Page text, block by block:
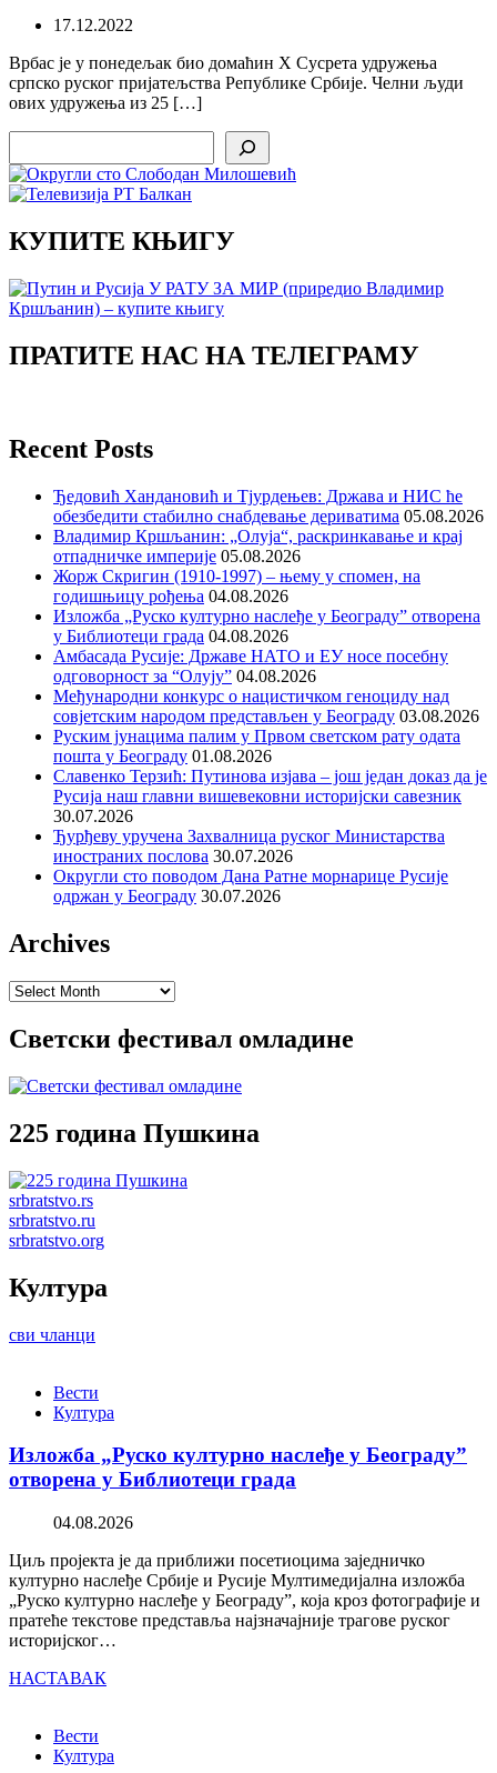
17.12.2022
Врбас је у понедељак био домаћин X Сусрета удружења
српско руског пријатељства Републике Србије. Челни људи
ових удружења из 25 […]
КУПИТЕ КЊИГУ
ПРАТИТЕ НАС НА ТЕЛЕГРАМУ
Recent Posts
Ђедовић Хандановић и Тјурдењев: Држава и НИС ће
обезбедити стабилно снабдевање дериватима 05.08.2026
Владимир Кршљанин: „Олуја“, раскринкавање и крај
отпадничке империје 05.08.2026
Жорж Скригин (1910-1997) – њему у спомен, на
годишњицу рођења 04.08.2026
Изложба „Руско културно наслеђе у Београду” отворена
у Библиотеци града 04.08.2026
Амбасада Русије: Државе НАТО и ЕУ носе посебну
одговорност за “Олују” 04.08.2026
Међународни конкурс о нацистичком геноциду над
совјетским народом представљен у Београду 03.08.2026
Руским јунацима палим у Првом светском рату одата
пошта у Београду 01.08.2026
Славенко Терзић: Путинова изјава – још један доказ да је
Русија наш главни вишевековни историјски савезник
30.07.2026
Ђурђеву уручена Захвалница руског Министарства
иностраних послова 30.07.2026
Округли сто поводом Дана Ратне морнарице Русије
одржан у Београду 30.07.2026
Archives
Archives
Светски фестивал омладине
225 година Пушкина
srbratstvo.rs
srbratstvo.ru
srbratstvo.org
Култура
сви чланци
Вести
Култура
Изложба „Руско културно наслеђе у Београду”
отворена у Библиотеци града
04.08.2026
Циљ пројекта је да приближи посетиоцима заједничко
културно наслеђе Србије и Русије Мултимедијална изложба
„Руско културно наслеђе у Београду”, која кроз фотографије и
пратеће текстове представља најзначајније трагове руског
историјског…
НАСТАВАК
Вести
Култура